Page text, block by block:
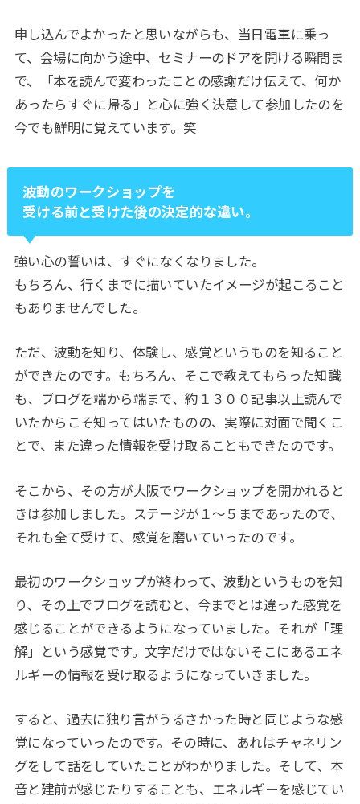
申し込んでよかったと思いながらも、当日電車に乗っ
て、会場に向かう途中、セミナーのドアを開ける瞬間ま
で、「本を読んで変わったことの感謝だけ伝えて、何か
あったらすぐに帰る」と心に強く決意して参加したのを
今でも鮮明に覚えています。笑
波動のワークショップを
受ける前と受けた後の決定的な違い。
強い心の誓いは、すぐになくなりました。
もちろん、行くまでに描いていたイメージが起こること
もありませんでした。
ただ、波動を知り、体験し、感覚というものを知ること
ができたのです。もちろん、そこで教えてもらった知識
も、ブログを端から端まで、約１３００記事以上読んで
いたからこそ知ってはいたものの、実際に対面で聞くこ
とで、また違った情報を受け取ることもできたのです。
そこから、その方が大阪でワークショップを開かれると
きは参加しました。ステージが１～５まであったので、
それも全て受けて、感覚を磨いていったのです。
最初のワークショップが終わって、波動というものを知
り、その上でブログを読むと、今までとは違った感覚を
感じることができるようになっていました。それが「理
解」という感覚です。文字だけではないそこにあるエネ
ルギーの情報を受け取るようになっていきました。
すると、過去に独り言がうるさかった時と同じような感
覚になっていったのです。その時に、あれはチャネリン
グをして話をしていたことがわかりました。そして、本
音と建前が感じたりすることも、エネルギーを感じてい